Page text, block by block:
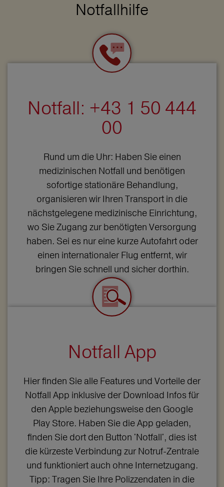
Notfallhilfe
Notfall: +43 1 50 444
00
Rund um die Uhr: Haben Sie einen
medizinischen Notfall und benötigen
sofortige stationäre Behandlung,
organisieren wir Ihren Transport in die
nächstgelegene medizinische Einrichtung,
wo Sie Zugang zur benötigten Versorgung
haben. Sei es nur eine kurze Autofahrt oder
einen internationaler Flug entfernt, wir
bringen Sie schnell und sicher dorthin.
Notfall App
Hier finden Sie alle Features und Vorteile der
Notfall App inklusive der Download Infos für
den Apple beziehungsweise den Google
Play Store. Haben Sie die App geladen,
finden Sie dort den Button 'Notfall', dies ist
die kürzeste Verbindung zur Notruf-Zentrale
und funktioniert auch ohne Internetzugang.
Tipp: Tragen Sie Ihre Polizzendaten in die